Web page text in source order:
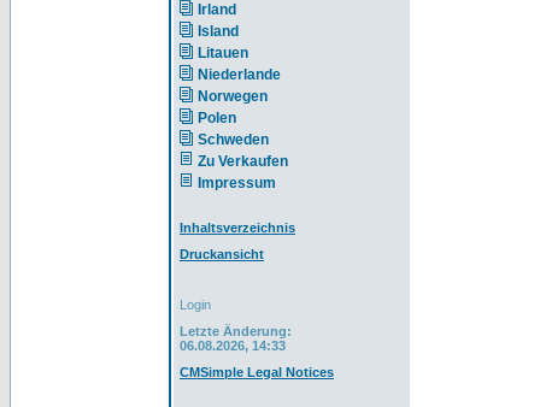
Irland
Island
Litauen
Niederlande
Norwegen
Polen
Schweden
Zu Verkaufen
Impressum
Inhaltsverzeichnis
Druckansicht
Login
Letzte Änderung:
06.08.2026, 14:33
CMSimple Legal Notices